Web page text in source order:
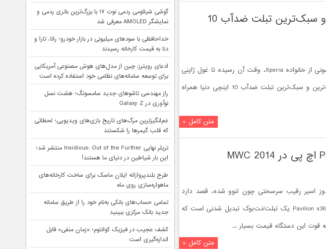
سوني Xperia Z2 Tablet ، باریک‌ترین و سبک‌ترین تبلت ضدآب 10
بعد از گذشت چیزی نزدیک به یک سال از معرفی تبلت سونی از خانواده Xperia، وقت آن رسیده تا غول ژاپنی
نفس تازه‌ای بر بازار تبلت‌ها بدمد. با ما در معرفی باریک‌ترین و سبک‌ترین تبلت ضدآب 10 اینچی دنیا همراه
متن کامل »
اسیر رقیب سرسختی چون لنوو شده، قصد دارد
رقابت در حوزه ابزارهای نوین تبدیل‌شدنی را داغ‌تر کند. Pavilion x360 یک تبلت/نت‌بوک تبدیل شدنی است که
قوت این دستگاه قیمت بسیار ...
متن کامل »
گوشی شیائومی ردمی نوت ۱۷ با بزرگ‌ترین باتری ردمی و
نمایشگر AMOLED معرفی شد
خداحافظی با سودهای میلیونی در بازار خودرو؛ رانا، تارا و
دنا به قیمت کارخانه رسیدند
ادعای رویترز: چین از مدل‌های هوش مصنوعی آمریکایی
برای توسعه سامانه‌های نظامی خود استفاده کرده است
راز مهندسی تاشوهای جدید سامسونگ؛ هشت نسل
نوآوری در Galaxy Z
غم‌انگیزترین مرگ‌های تاریخ بازی‌های ویدیویی؛ لحظاتی
که قلب گیمرها را شکستند
تریلر نهایی Insidious: Out of the Further منتشر شد؛
این بار شیاطین در دنیای ما هستند!
طرح بلندپروازانه ایلان ماسک برای ساخت کارخانه‌های
ماهواره‌سازی روی ماه
تمامی حساب‌های بانکی به‌نام خود را از طریق سامانه
جدید بانک مرکزی ببینید
کشف عجیب در فیزیک کوانتوم؛ «زمان منفی» قابل
اندازه‌گیری است